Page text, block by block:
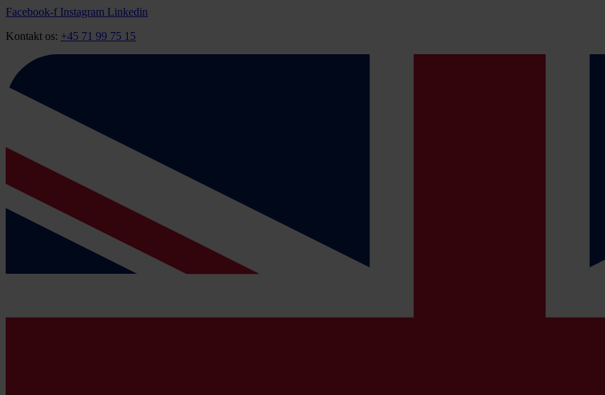
Videre
indhold
Facebook-f Instagram Linkedin
Kontakt os: +45 71 99 75 15